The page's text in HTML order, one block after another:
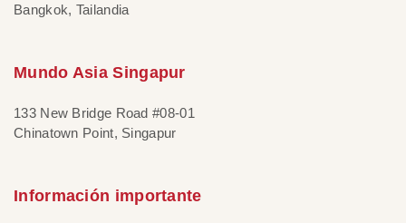
Bangkok, Tailandia
Mundo Asia Singapur
133 New Bridge Road #08-01
Chinatown Point, Singapur
Información importante